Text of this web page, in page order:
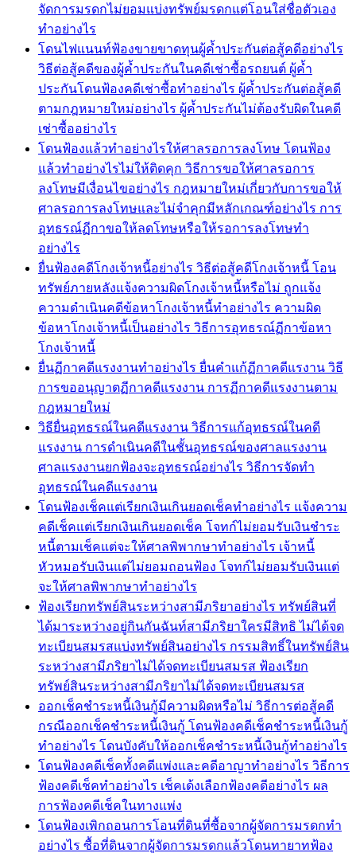
จัดการมรดกไม่ยอมแบ่งทรัพย์มรดกแต่โอนใส่ชื่อตัวเอง
ทำอย่างไร
โดนไฟแนนท์ฟ้องขายขาดทุนผู้ค้ำประกันต่อสู้คดีอย่างไร
วิธีต่อสู้คดีของผู้ค้ำประกันในคดีเช่าซื้อรถยนต์ ผู้ค้ำ
ประกันโดนฟ้องคดีเช่าซื้อทำอย่างไร ผู้ค้ำประกันต่อสู้คดี
ตามกฎหมายใหม่อย่างไร ผู้ค้ำประกันไม่ต้องรับผิดในคดี
เช่าซื้ออย่างไร
โดนฟ้องแล้วทำอย่างไรให้ศาลรอการลงโทษ โดนฟ้อง
แล้วทำอย่างไรไม่ให้ติดคุก วิธีการขอให้ศาลรอการ
ลงโทษมีเงื่อนไขอย่างไร กฎหมายใหม่เกี่ยวกับการขอให้
ศาลรอการลงโทษและไม่จำคุกมีหลักเกณฑ์อย่างไร การ
อุทธรณ์ฏีกาขอให้ลดโทษหรือให้รอการลงโทษทำ
อย่างไร
ยื่นฟ้องคดีโกงเจ้าหนี้อย่างไร วิธีต่อสู้คดีโกงเจ้าหนี้ โอน
ทรัพย์ภายหลังแจ้งความผิดโกงเจ้าหนี้หรือไม่ ถูกแจ้ง
ความดำเนินคดีข้อหาโกงเจ้าหนี้ทำอย่างไร ความผิด
ข้อหาโกงเจ้าหนี้เป็นอย่างไร วิธีการอุทธรณ์ฏีกาข้อหา
โกงเจ้าหนี้
ยื่นฏีกาคดีแรงงานทำอย่างไร ยื่นคำแก้ฏีกาคดีแรงาน วิธี
การขออนุญาตฏีกาคดีแรงงาน การฏีกาคดีแรงงานตาม
กฎหมายใหม่
วิธียื่นอุทธรณ์ในคดีแรงงาน วิธีการแก้อุทธรณ์ในคดี
แรงงาน การดำเนินคดีในชั้นอุทธรณ์ของศาลแรงงาน
ศาลแรงงานยกฟ้องจะอุทธรณ์อย่างไร วิธีการจัดทำ
อุทธรณ์ในคดีแรงงาน
โดนฟ้องเช็คแต่เรียกเงินเกินยอดเช็คทำอย่างไร แจ้งความ
คดีเช็คแต่เรียกเงินเกินยอดเช็ค โจทก์ไม่ยอมรับเงินชำระ
หนี้ตามเช็คแต่จะให้ศาลพิพากษาทำอย่างไร เจ้าหนี้
หัวหมอรับเงินแต่ไม่ยอมถอนฟ้อง โจทก์ไม่ยอมรับเงินแต่
จะให้ศาลพิพากษาทำอย่างไร
ฟ้องเรียกทรัพย์สินระหว่างสามีภริยาอย่างไร ทรัพย์สินที่
ได้มาระหว่างอยู่กินกันฉันท์สามีภริยาใครมีสิทธิ ไม่ได้จด
ทะเบียนสมรสแบ่งทรัพย์สินอย่างไร กรรมสิทธิ์ในทรัพย์สิน
ระหว่างสามีภริยาไม่ได้จดทะเบียนสมรส ฟ้องเรียก
ทรัพย์สินระหว่างสามีภริยาไม่ได้จดทะเบียนสมรส
ออกเช็คชำระหนี้เงินกู้มีความผิดหรือไม่ วิธีการต่อสู้คดี
กรณีออกเช็คชำระหนี้เงินกู้ โดนฟ้องคดีเช็คชำระหนี้เงินกู้
ทำอย่างไร โดนบังคับให้ออกเช็คชำระหนี้เงินกู้ทำอย่างไร
โดนฟ้องคดีเช็คทั้งคดีแพ่งและคดีอาญาทำอย่างไร วิธีการ
ฟ้องคดีเช็คทำอย่างไร เช็คเด้งเลือกฟ้องคดีอย่างไร ผล
การฟ้องคดีเช็คในทางแพ่ง
โดนฟ้องเพิกถอนการโอนที่ดินที่ซื้อจากผู้จัดการมรดกทำ
อย่างไร ซื้อที่ดินจากผู้จัดการมรดกแล้วโดนทายาทฟ้อง